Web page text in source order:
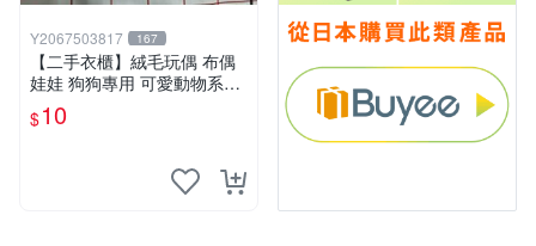
Y2067503817 167
【二手衣櫃】絨毛玩偶 布偶
娃娃 狗狗專用 可愛動物系列
耐咬耐磨玩具 玩偶 粉紅熊寵
物玩具 1120929
$10